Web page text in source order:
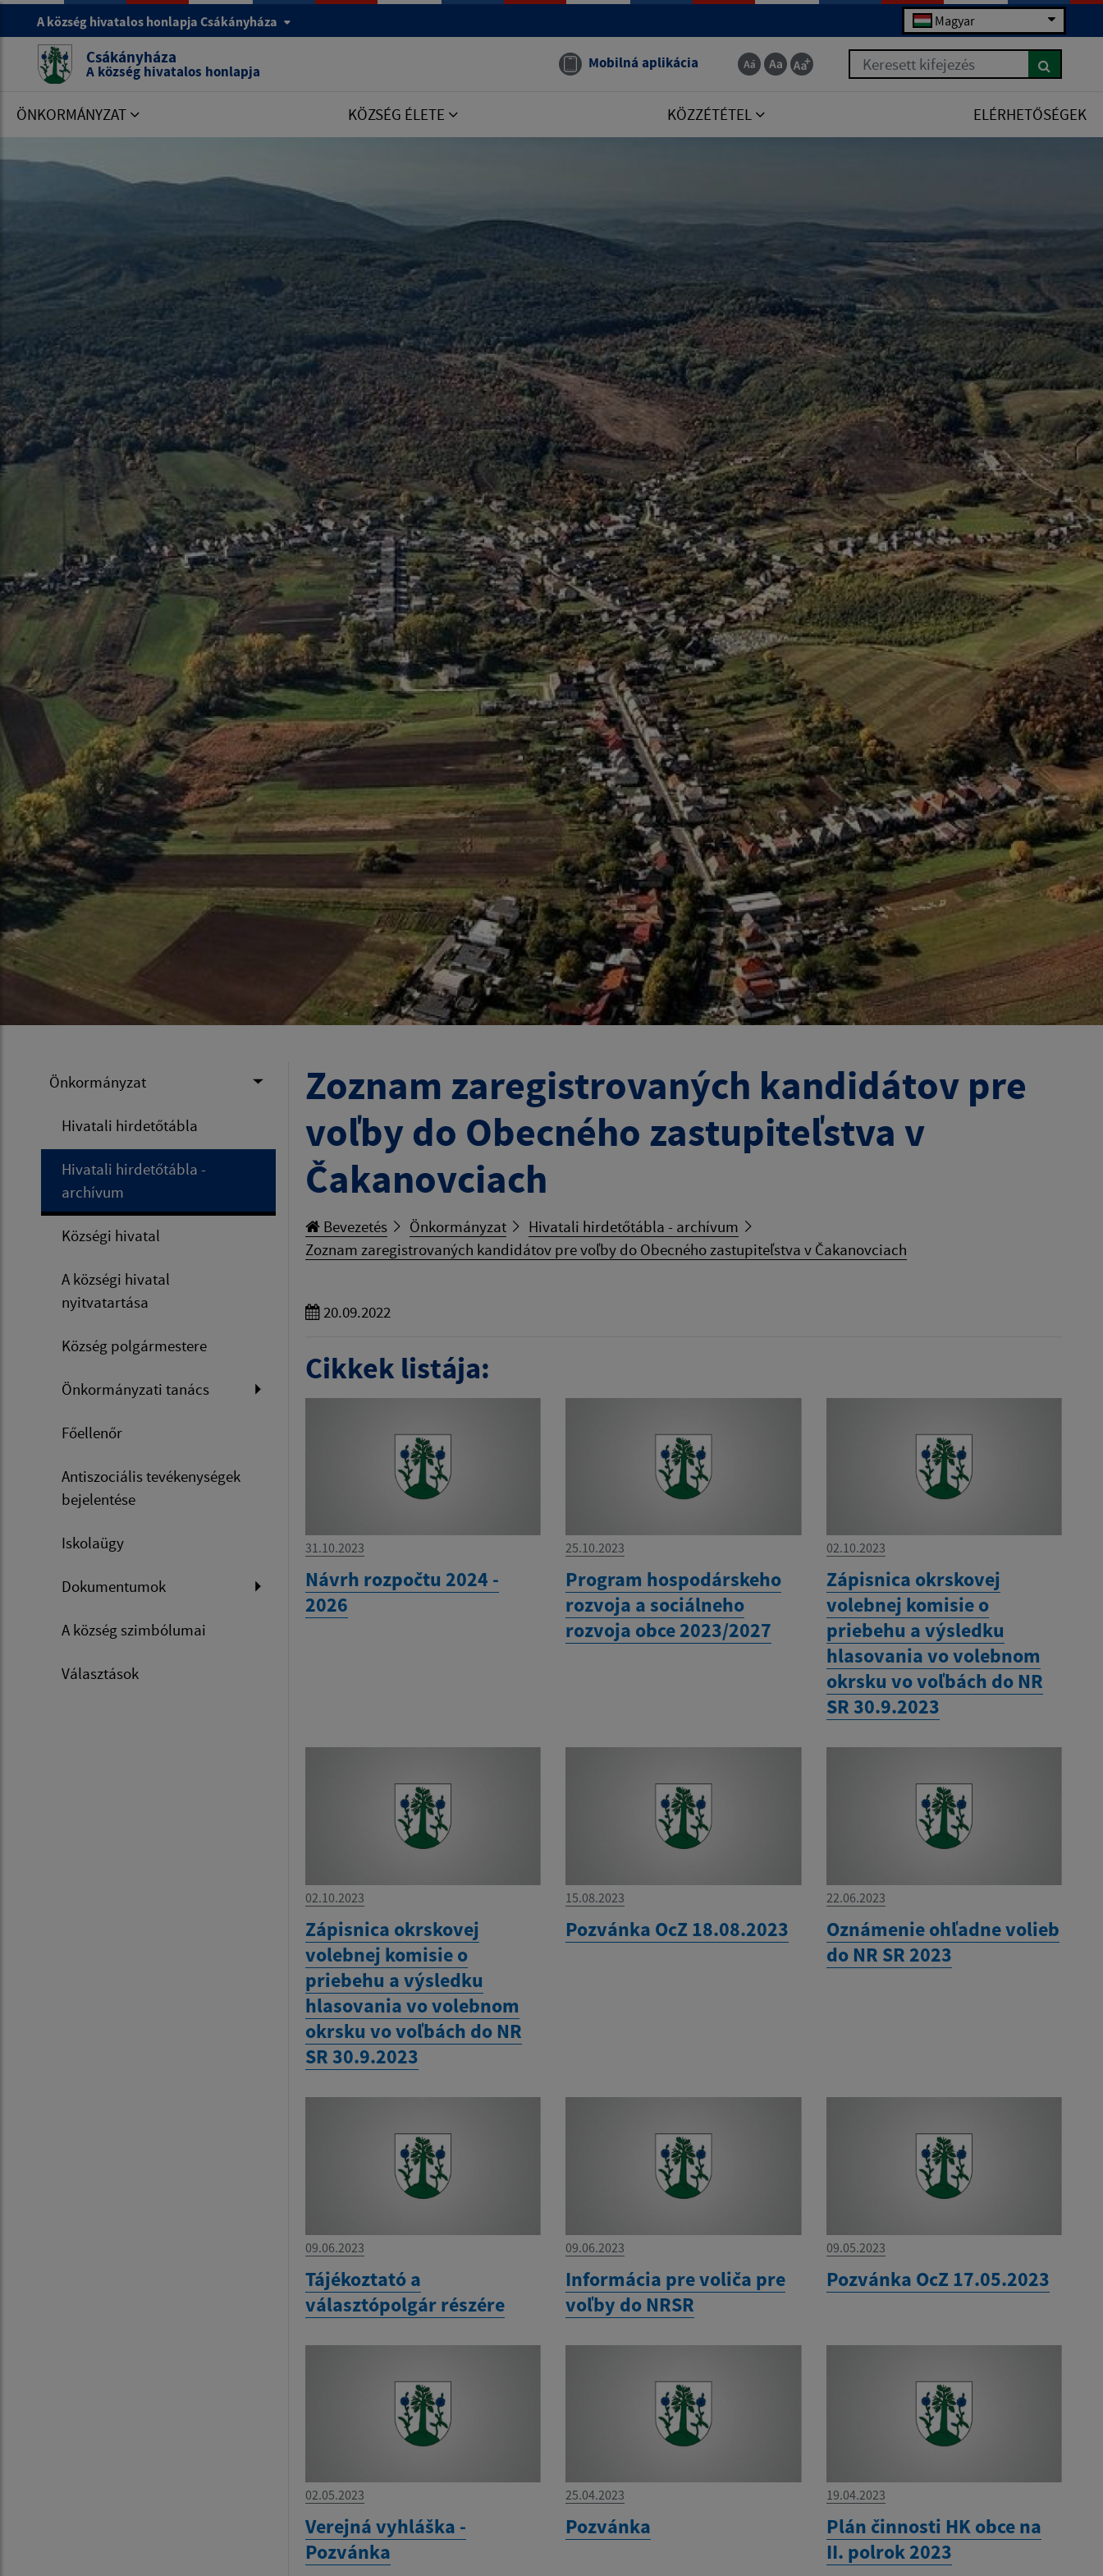
A község hivatalos honlapja Csákányháza Magyar
Csákányháza
A község hivatalos honlapja Mobilná aplikácia Keresett kifejezés
ÖNKORMÁNYZAT KÖZSÉG ÉLETE KÖZZÉTÉTEL ELÉRHETŐSÉGEK
Önkormányzat
Hivatali hirdetőtábla
Hivatali hirdetőtábla -
archívum
Községi hivatal
A községi hivatal
nyitvatartása
Község polgármestere
Önkormányzati tanács
Főellenőr
Antiszociális tevékenységek
bejelentése
Iskolaügy
Dokumentumok
A község szimbólumai
Választások
Zoznam zaregistrovaných kandidátov pre
voľby do Obecného zastupiteľstva v
Čakanovciach
Bevezetés Önkormányzat
Hivatali hirdetőtábla - archívum
Zoznam zaregistrovaných kandidátov pre voľby do Obecného zastupiteľstva v Čakanovciach
20.09.2022
Cikkek listája:
31.10.2023
Návrh rozpočtu 2024 -
2026
25.10.2023
Program hospodárskeho
rozvoja a sociálneho
rozvoja obce 2023/2027
02.10.2023
Zápisnica okrskovej
volebnej komisie o
priebehu a výsledku
hlasovania vo volebnom
okrsku vo voľbách do NR
SR 30.9.2023
02.10.2023
Zápisnica okrskovej
volebnej komisie o
priebehu a výsledku
hlasovania vo volebnom
okrsku vo voľbách do NR
SR 30.9.2023
15.08.2023
Pozvánka OcZ 18.08.2023
22.06.2023
Oznámenie ohľadne volieb
do NR SR 2023
09.06.2023
Tájékoztató a
választópolgár részére
09.06.2023
Informácia pre voliča pre
voľby do NRSR
09.05.2023
Pozvánka OcZ 17.05.2023
02.05.2023
Verejná vyhláška -
Pozvánka
25.04.2023
Pozvánka
19.04.2023
Plán činnosti HK obce na
II. polrok 2023